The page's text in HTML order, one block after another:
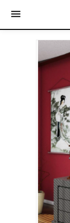
LA SPEDIZIONE
